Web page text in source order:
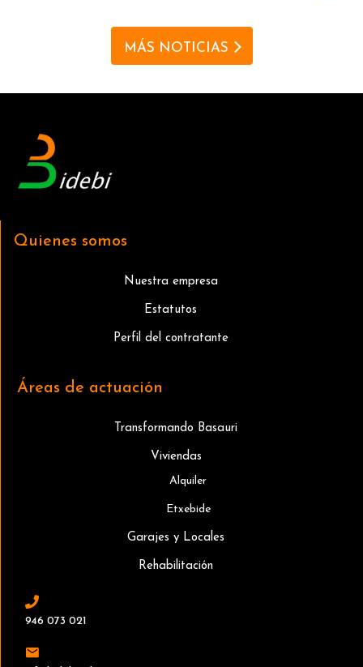
MÁS NOTICIAS
Quienes somos
Nuestra empresa
Estatutos
Perfil del contratante
Áreas de actuación
Transformando Basauri
Viviendas
Alquiler
Etxebide
Garajes y Locales
Rehabilitación
946 073 021